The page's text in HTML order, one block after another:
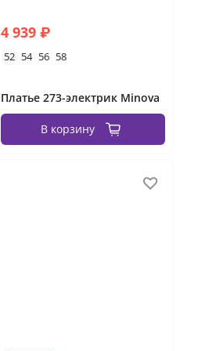
4 939 ₽
52 54 56 58
Платье 273-электрик Minova
В корзину